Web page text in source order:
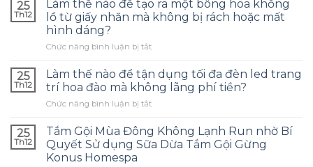
quản
phù
và
tránh
những
sai
thường
gặp?
dùng
tinh
tràm
con
đây
là
tôi
ước
25
Th12
Làm thế nào để tạo ra một bông hoa khổng
lồ từ giấy nhăn mà không bị rách hoặc mất
hình dáng?
Chức năng bình luận bị tắtở
thế
để
tạo
một
bông
25
Th12
Làm thế nào để tận dụng tối đa đèn led trang
trí hoa đào mà không lãng phí tiền?
Chức năng bình luận bị tắtở
thế
nào
để
25
Th12
Tắm Gội Mùa Đông Không Lạnh Run nhờ Bí
Quyết Sử dụng Sữa Dừa Tắm Gội Gừng
Konus Homespa